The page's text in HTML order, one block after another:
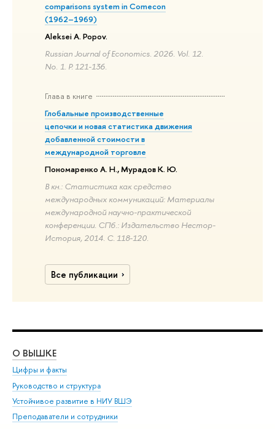
comparisons system in Comecon
(1962–1969)
Aleksei A. Popov.
Russian Journal of Economics. 2026. Vol. 12.
No. 1. P. 121-136.
Глава в книге
Глобальные производственные
цепочки и новая статистика движения
добавленной стоимости в
международной торговле
Пономаренко А. Н., Мурадов К. Ю.
В кн.: Статистика как средство
международных коммуникаций: Материалы
международной научно-практической
конференции. СПб.: Издательство Нестор-
История, 2014. С. 118-120.
Все публикации
О ВЫШКЕ
Цифры и факты
Руководство и структура
Устойчивое развитие в НИУ ВШЭ
Преподаватели и сотрудники